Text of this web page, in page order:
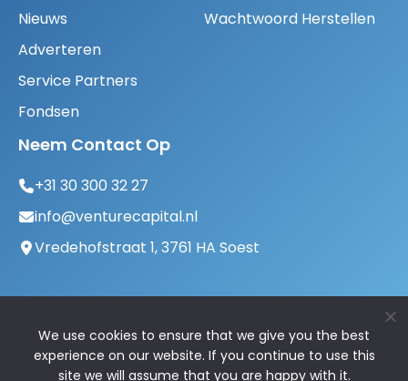
Nieuws
Adverteren
Service Partners
Fondsen
Wachtwoord Herstellen
Neem Contact Op
+31 30 300 32 27
info@venturecapital.nl
Vredehofstraat 1, 3761 HA Soest
We use cookies to ensure that we give you the best
experience on our website. If you continue to use this
site we will assume that you are happy with it.